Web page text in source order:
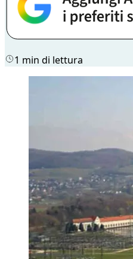
1 min di lettura